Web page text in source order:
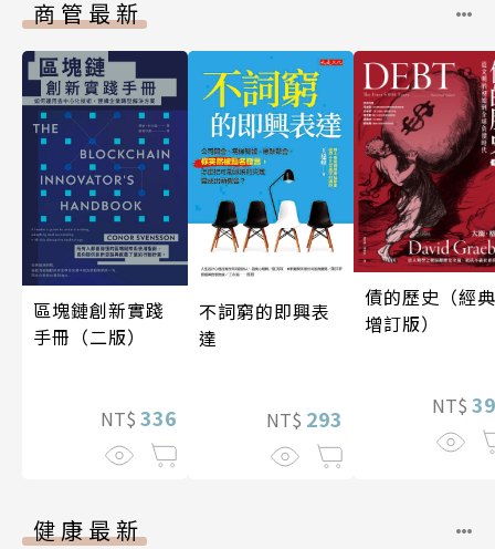
商管最新
區塊鏈創新實踐
手冊（二版）
NT$ 336
不詞窮的即興表
達
NT$ 293
債的歷史（經典
增訂版）
NT$
健康最新